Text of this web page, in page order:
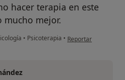
hacer terapia en este
mucho mejor.
• Psicoterapia • en opinión del
Reportar